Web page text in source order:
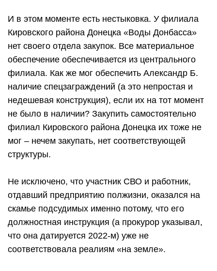
И в этом моменте есть нестыковка. У филиала
Кировского района Донецка «Воды Донбасса»
нет своего отдела закупок. Все материальное
обеспечение обеспечивается из центрального
филиала. Как же мог обеспечить Александр Б.
наличие спецзаграждений (а это непростая и
недешевая конструкция), если их на тот момент
не было в наличии? Закупить самостоятельно
филиал Кировского района Донецка их тоже не
мог – нечем закупать, нет соответствующей
структуры.
Не исключено, что участник СВО и работник,
отдавший предприятию полжизни, оказался на
скамье подсудимых именно потому, что его
должностная инструкция (а прокурор указывал,
что она датируется 2022-м) уже не
соответствовала реалиям «на земле».